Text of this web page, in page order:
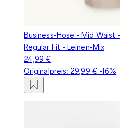
Business-Hose - Mid Waist -
Regular Fit - Leinen-Mix
24,99 €
Originalpreis: 29,99 €-16%